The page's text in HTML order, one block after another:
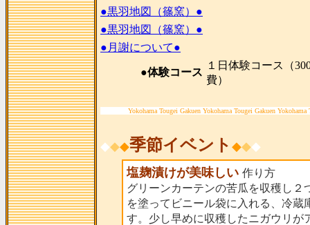
●黒羽地図（篠窯）●
●黒羽地図（篠窯）●
●月謝について●
●体験コース
１日体験コース（
費）
Yokohama Tougei Gakuen Yokohama Tougei Gakuen
◆◆◆季節イベント ◆◆◆
塩麹漬けが美味しい 作り方
グリーンカーテンの苦瓜を収穫し
を塗ってビニール袋に入れる、冷
す。少し早めに収穫したニガウリが